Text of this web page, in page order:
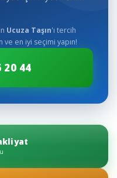
Ucuza Taşın'ı tercih
ve en iyi seçimi yapın!
20 44